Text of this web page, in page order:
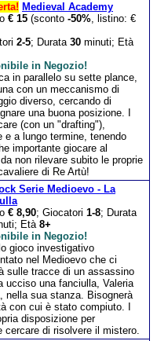
Medieval Academy
€ 15 (sconto -50%, listino: €
2-5; Durata 30 minuti; Età
in Negozio!
in parallelo su sette plance,
con un meccanismo di
diverso, cercando di
una buona posizione. I
(con un "drafting"),
e a lungo termine, tenendo
importante giocare al
non rilevare subito le proprie
di Re Artù!
Serie Medioevo - La
€ 8,90; Giocatori 1-8; Durata
Età 8+
in Negozio!
gioco investigativo
nel Medioevo che ci
sulle tracce di un assassino
ucciso una fanciulla, Valeria
nella sua stanza. Bisognerà
con cui è stato compiuto. I
disposizione per
cercare di risolvere il mistero.